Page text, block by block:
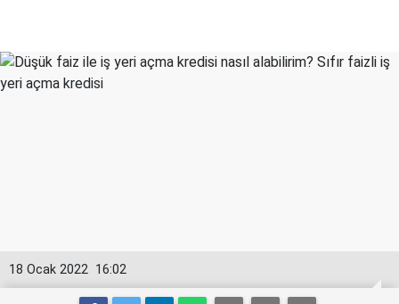
16:02
18 Ocak 2022